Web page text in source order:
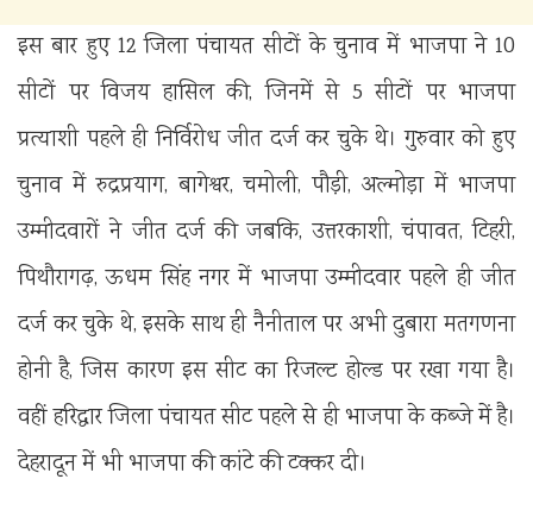
इस बार हुए 12 जिला पंचायत सीटों के चुनाव में भाजपा ने 10
सीटों पर विजय हासिल की, जिनमें से 5 सीटों पर भाजपा
प्रत्याशी पहले ही निर्विरोध जीत दर्ज कर चुके थे। गुरुवार को हुए
चुनाव में रुद्रप्रयाग, बागेश्वर, चमोली, पौड़ी, अल्मोड़ा में भाजपा
उम्मीदवारों ने जीत दर्ज की जबकि, उत्तरकाशी, चंपावत, टिहरी,
पिथौरागढ़, ऊधम सिंह नगर में भाजपा उम्मीदवार पहले ही जीत
दर्ज कर चुके थे, इसके साथ ही नैनीताल पर अभी दुबारा मतगणना
होनी है, जिस कारण इस सीट का रिजल्ट होल्ड पर रखा गया है।
वहीं हरिद्वार जिला पंचायत सीट पहले से ही भाजपा के कब्जे में है।
देहरादून में भी भाजपा की कांटे की टक्कर दी।